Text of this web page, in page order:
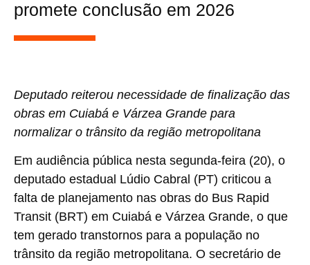
promete conclusão em 2026
Deputado reiterou necessidade de finalização das
obras em Cuiabá e Várzea Grande para
normalizar o trânsito da região metropolitana
Em audiência pública nesta segunda-feira (20), o
deputado estadual Lúdio Cabral (PT) criticou a
falta de planejamento nas obras do Bus Rapid
Transit (BRT) em Cuiabá e Várzea Grande, o que
tem gerado transtornos para a população no
trânsito da região metropolitana. O secretário de